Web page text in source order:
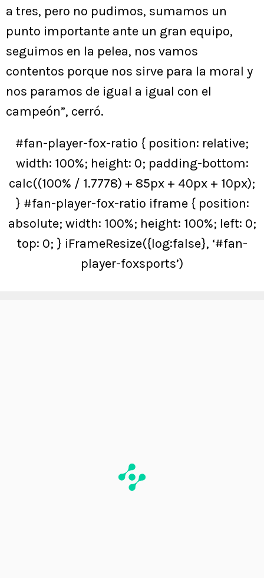
a tres, pero no pudimos, sumamos un
punto importante ante un gran equipo,
seguimos en la pelea, nos vamos
contentos porque nos sirve para la moral y
nos paramos de igual a igual con el
campeón”, cerró.
#fan-player-fox-ratio { position: relative;
width: 100%; height: 0; padding-bottom:
calc((100% / 1.7778) + 85px + 40px + 10px);
} #fan-player-fox-ratio iframe { position:
absolute; width: 100%; height: 100%; left: 0;
top: 0; } iFrameResize({log:false}, ‘#fan-
player-foxsports’)